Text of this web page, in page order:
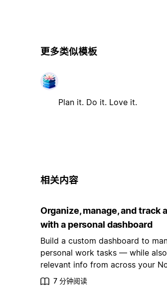
更多类似模板
Plan it. Do it. Love it.
相关内容
Organize, manage, and track
with a personal dashboard
Build a custom dashboard to
personal work tasks — while
relevant info from across your
7 分钟阅读